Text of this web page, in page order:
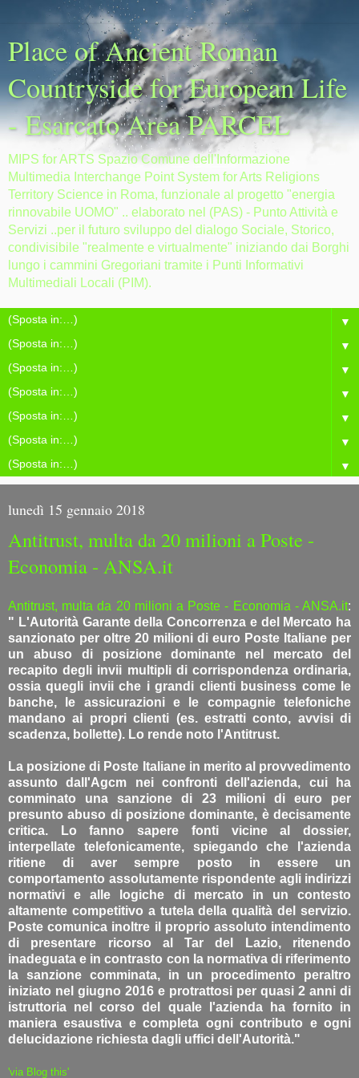
Place of Ancient Roman
Countryside for European Life
- Esarcato Area PARCEL
MIPS for ARTS Spazio Comune dell'Informazione
Multimedia Interchange Point System for Arts Religions
Territory Science in Roma, funzionale al progetto "energia
rinnovabile UOMO" .. elaborato nel (PAS) - Punto Attività e
Servizi ..per il futuro sviluppo del dialogo Sociale, Storico,
condivisibile "realmente e virtualmente" iniziando dai Borghi
lungo i cammini Gregoriani tramite i Punti Informativi
Multimediali Locali (PIM).
▼
▼
▼
▼
▼
▼
▼
lunedì 15 gennaio 2018
Antitrust, multa da 20 milioni a Poste -
Economia - ANSA.it
Antitrust, multa da 20 milioni a Poste - Economia - ANSA.it:
" L'Autorità Garante della Concorrenza e del Mercato ha
sanzionato per oltre 20 milioni di euro Poste Italiane per
un abuso di posizione dominante nel mercato del
recapito degli invii multipli di corrispondenza ordinaria,
ossia quegli invii che i grandi clienti business come le
banche, le assicurazioni e le compagnie telefoniche
mandano ai propri clienti (es. estratti conto, avvisi di
scadenza, bollette). Lo rende noto l'Antitrust.
La posizione di Poste Italiane in merito al provvedimento
assunto dall'Agcm nei confronti dell'azienda, cui ha
comminato una sanzione di 23 milioni di euro per
presunto abuso di posizione dominante, è decisamente
critica. Lo fanno sapere fonti vicine al dossier,
interpellate telefonicamente, spiegando che l'azienda
ritiene di aver sempre posto in essere un
comportamento assolutamente rispondente agli indirizzi
normativi e alle logiche di mercato in un contesto
altamente competitivo a tutela della qualità del servizio.
Poste comunica inoltre il proprio assoluto intendimento
di presentare ricorso al Tar del Lazio, ritenendo
inadeguata e in contrasto con la normativa di riferimento
la sanzione comminata, in un procedimento peraltro
iniziato nel giugno 2016 e protrattosi per quasi 2 anni di
istruttoria nel corso del quale l'azienda ha fornito in
maniera esaustiva e completa ogni contributo e ogni
delucidazione richiesta dagli uffici dell'Autorità."
'via Blog this'